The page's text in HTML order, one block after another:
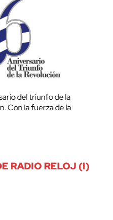
del triunfo de la
Con la fuerza de la
RADIO RELOJ (I)